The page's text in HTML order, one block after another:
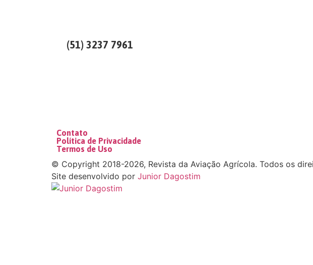
(51) 3237 7961
Contato
Política de Privacidade
Termos de Uso
© Copyright 2018-2026, Revista da Aviação Agrícola. Todos os
Site desenvolvido por Junior Dagostim